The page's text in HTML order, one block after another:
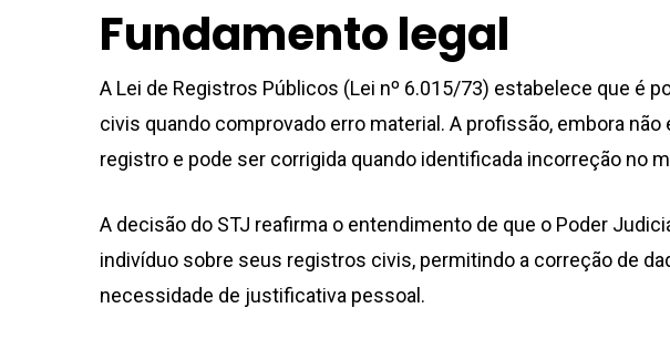
Fundamento legal
A Lei de Registros Públicos (Lei nº 6.015/73) estabelece que é
civis quando comprovado erro material. A profissão, embora
registro e pode ser corrigida quando identificada incorreção no
A decisão do STJ reafirma o entendimento de que o Poder
indivíduo sobre seus registros civis, permitindo a correção de
necessidade de justificativa pessoal.